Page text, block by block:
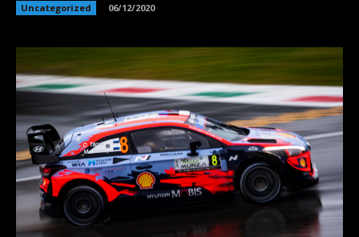
Uncategorized 06/12/2020